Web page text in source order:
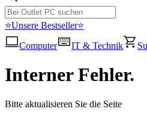
⭐Unsere Bestseller⭐
Computer
IT & Technik
Interner Fehler.
Bitte aktualisieren Sie die Seite